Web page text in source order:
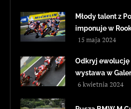
Młody talent z
imponuje w
15 maja 2024
Odkryj
wystawa w
6 kwietnia 2024